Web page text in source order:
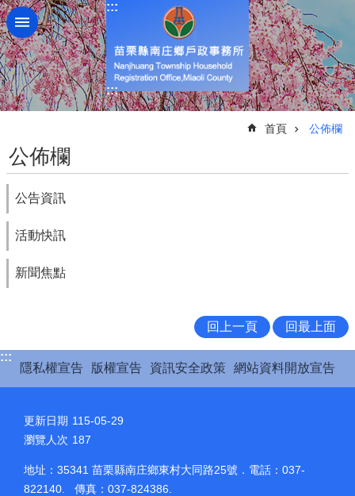
跳到主要內容區塊
:::
:::
首頁 公佈欄
公佈欄
公告資訊
活動快訊
新聞焦點
回上一頁 回最上面
:::
隱私權宣告
版權宣告 資訊安全政策 網站資料開放宣告
更新日期 115-05-29
瀏覽人次 187
地址：35341 苗栗縣南庄鄉東村大同路25號．電話：037-
822140. 傳真：037-824386.